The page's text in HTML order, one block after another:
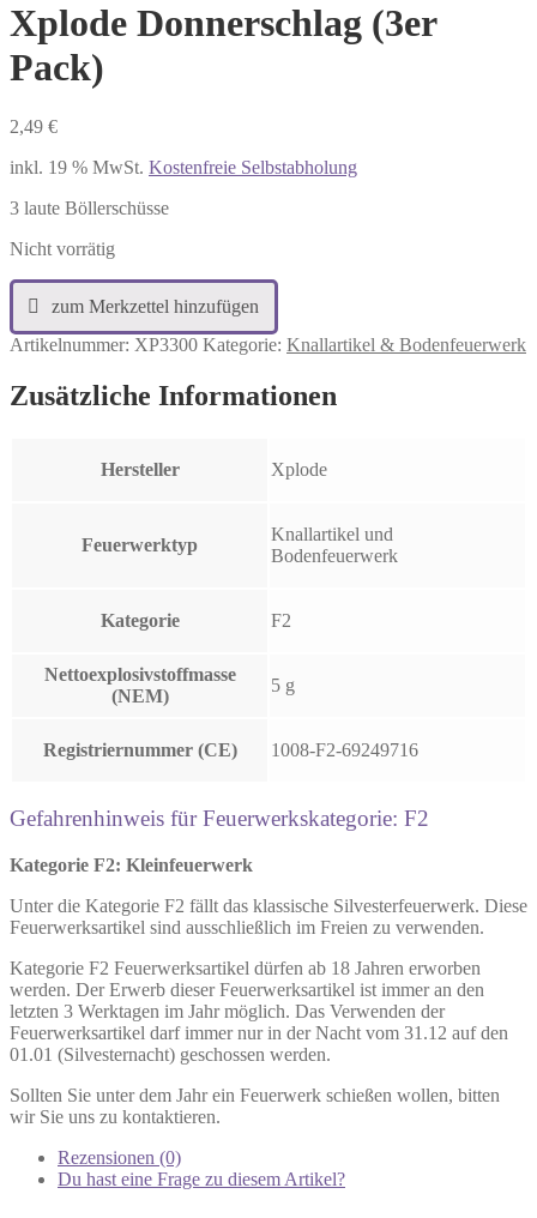
Xplode Donnerschlag (3er
Pack)
2,49 €
inkl. 19 % MwSt. Kostenfreie Selbstabholung
3 laute Böllerschüsse
Nicht vorrätig
Artikelnummer: XP3300 Kategorie: Knallartikel & Bodenfeuerwerk
Zusätzliche Informationen
Hersteller Xplode
Feuerwerktyp
Knallartikel und
Bodenfeuerwerk
Kategorie F2
Nettoexplosivstoffmasse
(NEM)
5 g
Registriernummer (CE) 1008-F2-69249716
Gefahrenhinweis für Feuerwerkskategorie: F2
Kategorie F2: Kleinfeuerwerk
Unter die Kategorie F2 fällt das klassische Silvesterfeuerwerk. Diese
Feuerwerksartikel sind ausschließlich im Freien zu verwenden.
Kategorie F2 Feuerwerksartikel dürfen ab 18 Jahren erworben
werden. Der Erwerb dieser Feuerwerksartikel ist immer an den
letzten 3 Werktagen im Jahr möglich. Das Verwenden der
Feuerwerksartikel darf immer nur in der Nacht vom 31.12 auf den
01.01 (Silvesternacht) geschossen werden.
Sollten Sie unter dem Jahr ein Feuerwerk schießen wollen, bitten
wir Sie uns zu kontaktieren.
Rezensionen (0)
Du hast eine Frage zu diesem Artikel?